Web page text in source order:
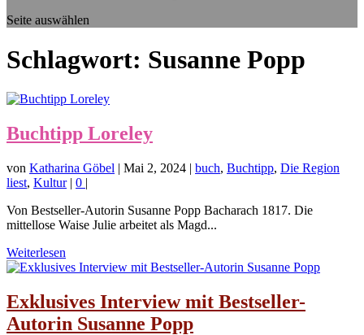
Seite auswählen
Schlagwort: Susanne Popp
Buchtipp Loreley
von Katharina Göbel | Mai 2, 2024 | buch, Buchtipp, Die Region
liest, Kultur| 0 |
Von Bestseller-Autorin Susanne Popp Bacharach 1817. Die
mittellose Waise Julie arbeitet als Magd...
Weiterlesen
Exklusives Interview mit Bestseller-
Autorin Susanne Popp